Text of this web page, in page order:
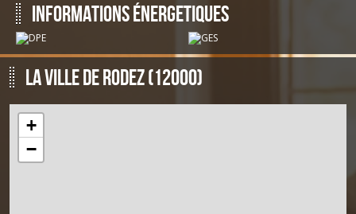
Informations énergetiques
La ville de Rodez (12000)
+
−